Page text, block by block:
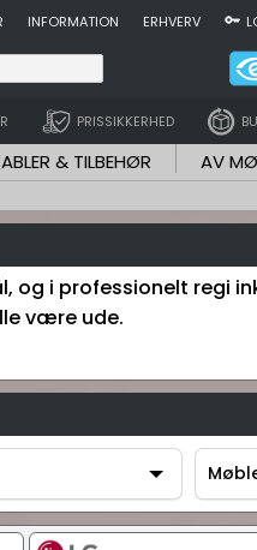
INFORMATION ERHVERV
PRISSIKKERHED
& TILBEHØR AV
i professionelt regi
være ude.